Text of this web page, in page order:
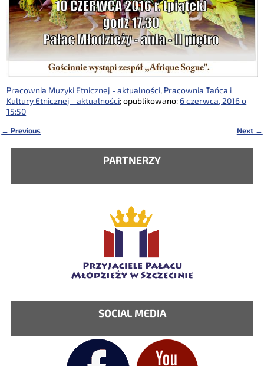
Pracownia Muzyki Etnicznej - aktualności, Pracownia Tańca i
Kultury Etnicznej - aktualności; opublikowano: 6 czerwca, 2016 o
15:50
← Previous Next →
PARTNERZY
SOCIAL MEDIA